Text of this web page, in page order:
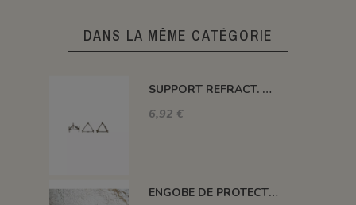
DANS LA MÊME CATÉGORIE
SUPPORT REFRACT. DOUBLE ROND Ø 100 MM 1260°C
6,92 €
ENGOBE DE PROTECTION POUR LES PLAQUES